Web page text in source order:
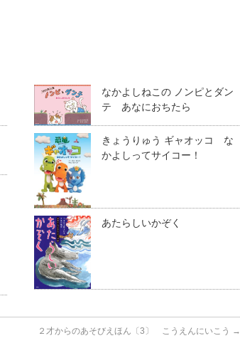
なかよしねこの ノンピとダン
テ あなにおちたら
きょうりゅう ギャオッコ な
かよしってサイコー！
あたらしいかぞく
２才からのあそびえほん〔3〕 こうえんにいこう →